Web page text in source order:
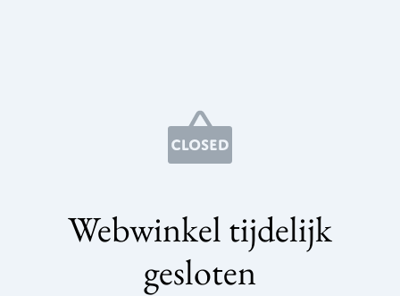
Webwinkel tijdelijk
gesloten